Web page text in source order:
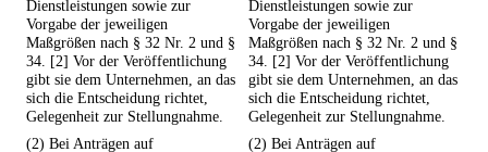
Dienstleistungen sowie zur
Vorgabe der jeweiligen
Maßgrößen nach § 32 Nr. 2 und §
34. [2] Vor der Veröffentlichung
gibt sie dem Unternehmen, an das
sich die Entscheidung richtet,
Gelegenheit zur Stellungnahme.
Dienstleistungen sowie zur
Vorgabe der jeweiligen
Maßgrößen nach § 32 Nr. 2 und §
34. [2] Vor der Veröffentlichung
gibt sie dem Unternehmen, an das
sich die Entscheidung richtet,
Gelegenheit zur Stellungnahme.
(2) Bei Anträgen auf
(2) Bei Anträgen auf